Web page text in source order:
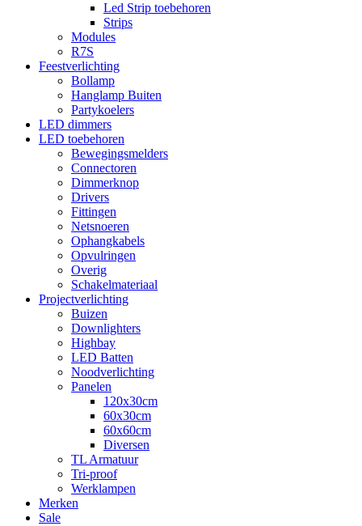
Led Strip toebehoren
Strips
Modules
R7S
Feestverlichting
Bollamp
Hanglamp Buiten
Partykoelers
LED dimmers
LED toebehoren
Bewegingsmelders
Connectoren
Dimmerknop
Drivers
Fittingen
Netsnoeren
Ophangkabels
Opvulringen
Overig
Schakelmateriaal
Projectverlichting
Buizen
Downlighters
Highbay
LED Batten
Noodverlichting
Panelen
120x30cm
60x30cm
60x60cm
Diversen
TL Armatuur
Tri-proof
Werklampen
Merken
Sale